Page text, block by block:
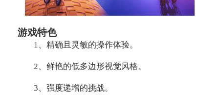
游戏特色
1、精确且灵敏的操作体验。
2、鲜艳的低多边形视觉风格。
3、强度递增的挑战。